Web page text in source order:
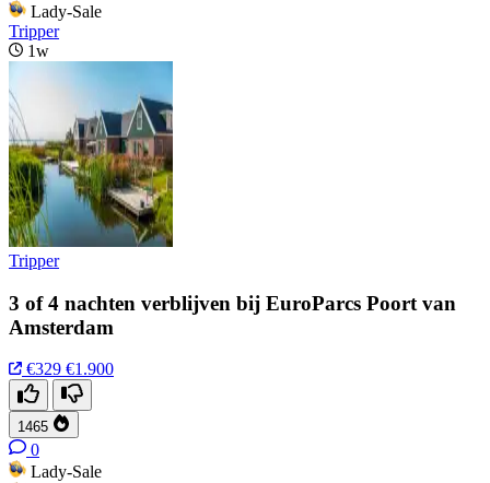
Lady-Sale
Tripper
1w
Tripper
3 of 4 nachten verblijven bij EuroParcs Poort van
Amsterdam
€329 €1.900
1465
0
Lady-Sale